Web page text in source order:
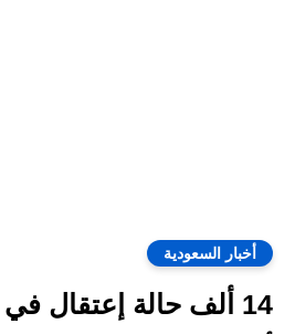
أخبار السعودية
14 ألف حالة إعتقال